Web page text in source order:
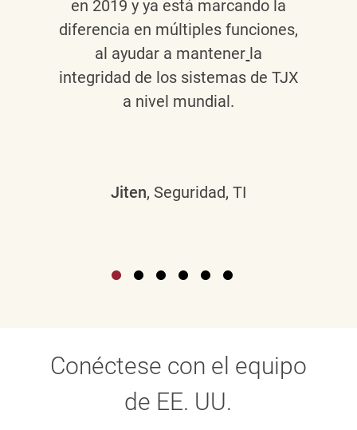
en 2019 y ya está marcando la
diferencia en múltiples funciones,
al ayudar a mantener la
integridad de los sistemas de TJX
a nivel mundial.
Jiten, Seguridad, TI
Conéctese con el equipo
de EE. UU.